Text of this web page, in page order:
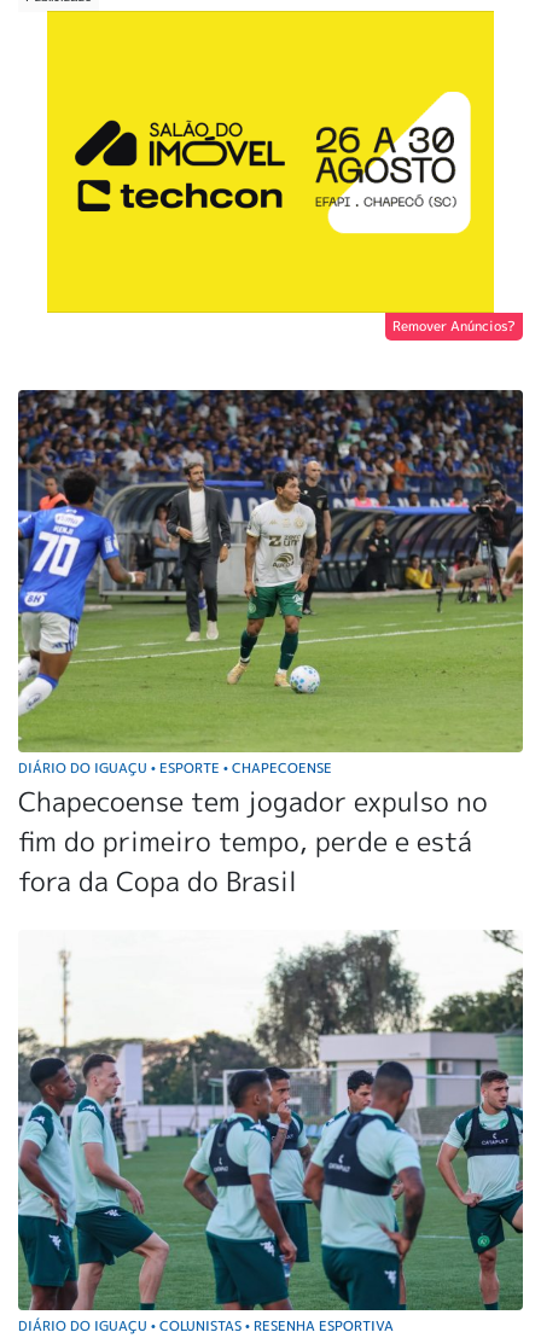
Remover Anúncios?
DIÁRIO DO IGUAÇU • ESPORTE • CHAPECOENSE
Chapecoense tem jogador expulso no
fim do primeiro tempo, perde e está
fora da Copa do Brasil
DIÁRIO DO IGUAÇU • COLUNISTAS • RESENHA ESPORTIVA